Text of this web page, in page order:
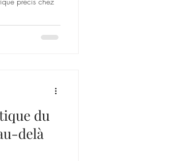
du
delà